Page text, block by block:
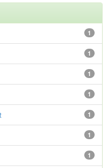
1
1
1
1
1
1
1